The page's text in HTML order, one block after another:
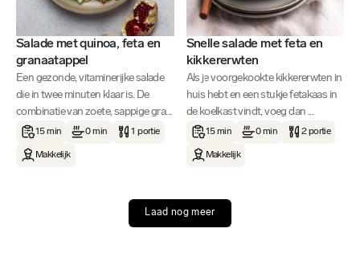
Salade met quinoa, feta en
granaatappel
Een gezonde, vitaminerijke salade
die in twee minuten klaar is. De
combinatie van zoete, sappige gra...
15 min 0 min 1 portie
Makkelijk
Snelle salade met feta en
kikkererwten
Als je voorgekookte kikkererwten in
huis hebt en een stukje fetakaas in
de koelkast vindt, voeg dan ...
15 min 0 min 2 portie
Makkelijk
Laad nog meer